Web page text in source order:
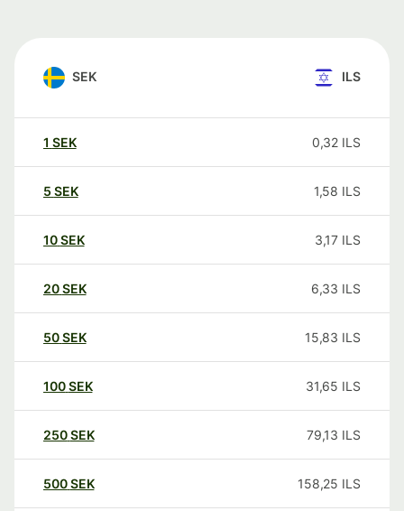
SEK ILS
1 SEK 0,32 ILS
5 SEK 1,58 ILS
10SEK 3,17 ILS
20SEK 6,33 ILS
50SEK 15,83 ILS
100SEK 31,65 ILS
250SEK 79,13 ILS
500SEK 158,25 ILS